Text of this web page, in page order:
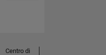
Centro di